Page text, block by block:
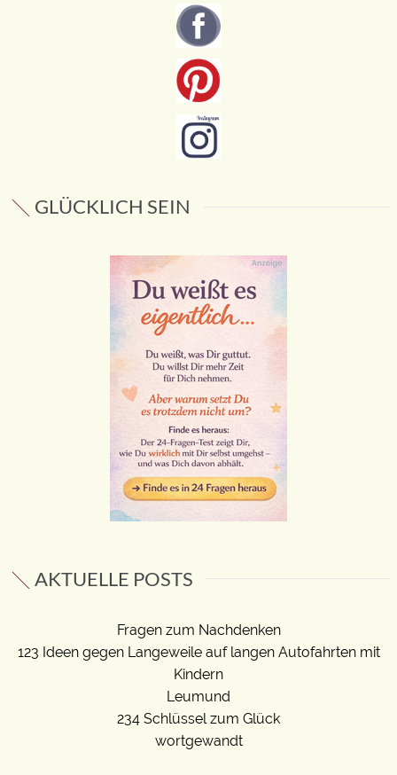
GLÜCKLICH SEIN
AKTUELLE POSTS
Fragen zum Nachdenken
123 Ideen gegen Langeweile auf langen Autofahrten mit
Kindern
Leumund
234 Schlüssel zum Glück
wortgewandt